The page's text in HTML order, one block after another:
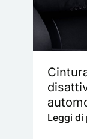
Leggi di